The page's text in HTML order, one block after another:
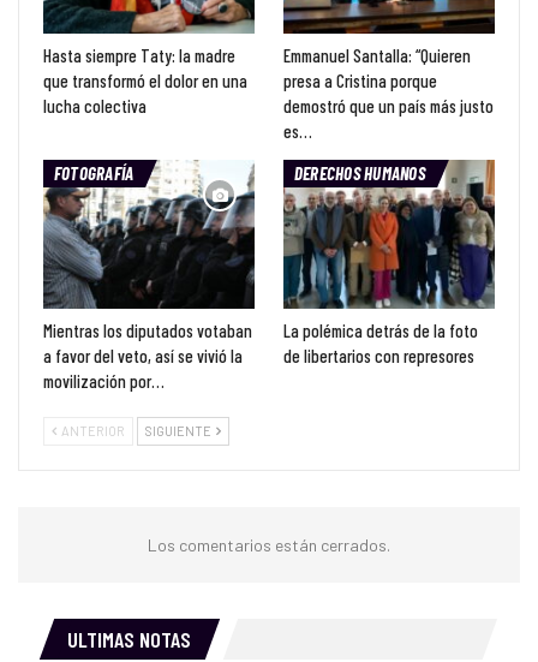
Hasta siempre Taty: la madre
que transformó el dolor en una
lucha colectiva
Emmanuel Santalla: “Quieren
presa a Cristina porque
demostró que un país más justo
es…
FOTOGRAFÍA
Mientras los diputados votaban
a favor del veto, así se vivió la
movilización por…
DERECHOS HUMANOS
La polémica detrás de la foto
de libertarios con represores
ANTERIOR SIGUIENTE
Los comentarios están cerrados.
ULTIMAS NOTAS